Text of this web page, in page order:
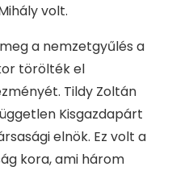
volt.
a nemzetgyűlés a
törölték el
Tildy Zoltán
Kisgazdapárt
elnök. Ez volt a
kora, ami három